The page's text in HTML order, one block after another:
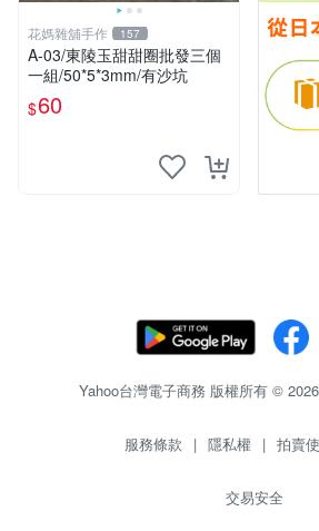
花媽雜舖手作 157
A-03/東陵玉甜甜圈批發三個
一組/50*5*3mm/有沙坑
$60
Yahoo台灣電子商務 版權所有 ©
服務條款 | 隱私權 | 拍賣
交易安全